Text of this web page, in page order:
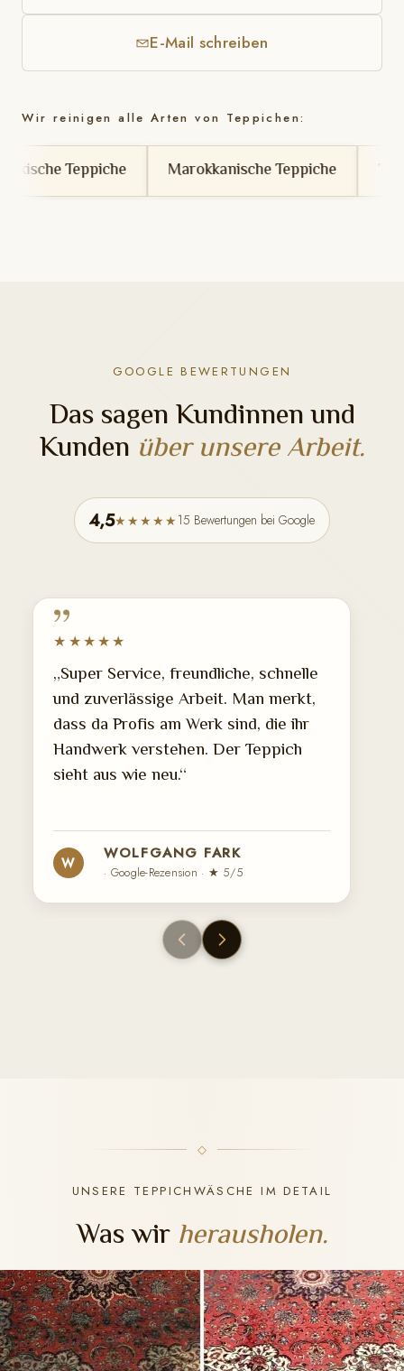
E-Mail schreiben
Wir reinigen alle Arten von Teppichen:
Marokkanische Teppiche Tunesische
GOOGLE BEWERTUNGEN
Das sagen Kundinnen und
Kunden über unsere Arbeit.
4,5★★★★★ 15 Bewertungen bei Google
★★★★★
„Super Service, freundliche, schnelle
und zuverlässige Arbeit. Man merkt,
dass da Profis am Werk sind, die ihr
Handwerk verstehen. Der Teppich
sieht aus wie neu.“
W WOLFGANG FARK
· Google-Rezension · ★ 5/5
UNSERE TEPPICHWÄSCHE IM DETAIL
Was wir herausholen.